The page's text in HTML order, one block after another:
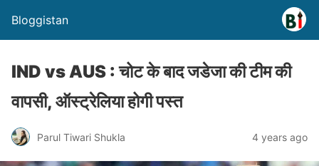
Bloggistan
IND vs AUS : चोट के बाद जडेजा की टीम की
वापसी, ऑस्ट्रेलिया होगी पस्त
Parul Tiwari Shukla 4 years ago